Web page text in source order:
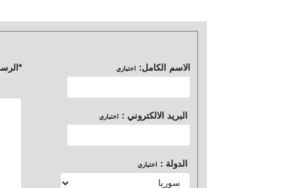
الاسم الكامل: اختياري *
البريد الالكتروني : اختياري
الدولة : اختياري